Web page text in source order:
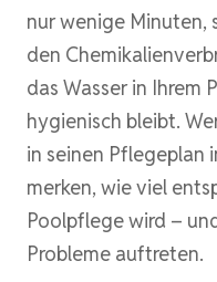
nur wenige Minuten,
den
das Wasser in Ihrem
hygienisch bleibt.
in seinen Pflegeplan
merken, wie viel
Poolpflege wird –
Probleme auftreten.